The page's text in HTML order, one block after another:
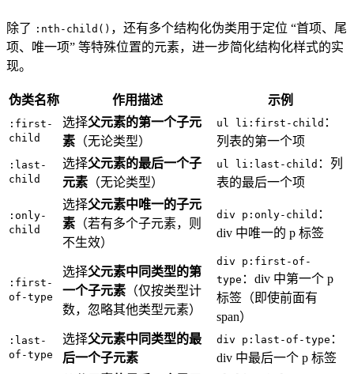
除了 :nth-child() ，还有多个结构化伪类用于定位 “首项、尾
项、唯一项” 等特殊位置的元素，进一步简化结构化样式的实
现。
伪类名称 作用描述 示例
:first-
child
选择父元素的第一个子元
素 （无论类型）
ul li:first-child ：
列表的第一个项
:last-
child
选择父元素的最后一个子
元素 （无论类型）
ul li:last-child ：列
表的最后一个项
:only-
child
选择父元素中唯一的子元
素 （若有多个子元素，则
不生效）
div p:only-child ：
div 中唯一的 p 标签
:first-
of-type
选择父元素中同类型的第
一个子元素 （仅按类型计
数，忽略其他类型元素）
div p:first-of-
type ：div 中第一个 p
标签（即使前面有
span）
:last-
of-type
选择父元素中同类型的最
后一个子元素
div p:last-of-type ：
div 中最后一个 p 标签